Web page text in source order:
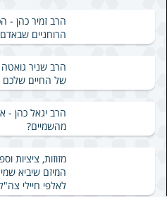
הרב זמיר כהן -
הרוחניים
הרב שניר
של החיים שלכם
הרב יגאל כהן -
מהשמיים?
מזוזות, ציציות
המיזם שיביא
לאלפי חיילי